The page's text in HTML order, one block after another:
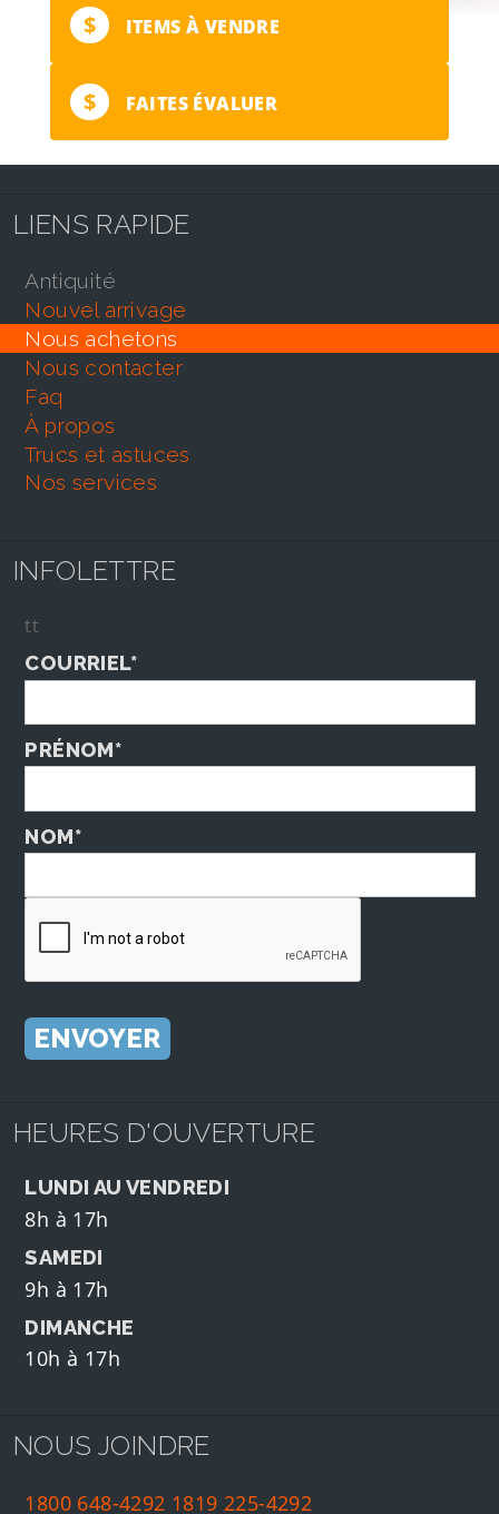
$ ITEMS À VENDRE
$ FAITES ÉVALUER
LIENS RAPIDE
antiquité
nouvel arrivage
nous achetons
nous contacter
faq
À propos
trucs et astuces
nos services
INFOLETTRE
tt
COURRIEL*
PRÉNOM*
NOM*
HEURES D'OUVERTURE
LUNDI AU VENDREDI
8h à 17h
SAMEDI
9h à 17h
DIMANCHE
10h à 17h
NOUS JOINDRE
1800 648-4292 1819 225-4292